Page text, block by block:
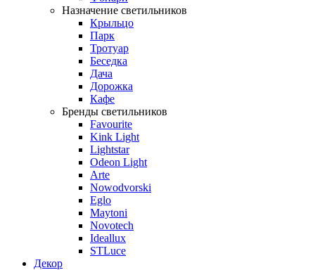
Назначение светильников
Крыльцо
Парк
Тротуар
Беседка
Дача
Дорожка
Кафе
Бренды светильников
Favourite
Kink Light
Lightstar
Odeon Light
Arte
Nowodvorski
Eglo
Maytoni
Novotech
Ideallux
STLuce
Декор